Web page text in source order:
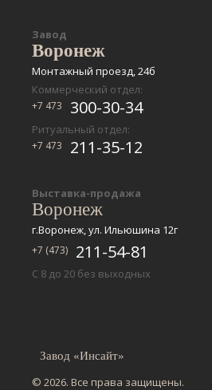
Завод
Воронеж
Монтажный проезд, 24б
Коммерческий отдел:
+7 473 300-30-34
Ритуальный отдел:
+7 473 211-35-12
Выставка-продажа
Воронеж
г.Воронеж, ул. Ильюшина 12г
+7 (473) 211-54-81
С 8 до 20 без выходных
Завод «Инсайт»
© 2026. Все права защищены.